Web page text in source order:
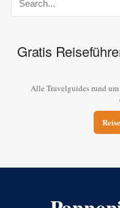
Gratis
Alle Travelguides rund